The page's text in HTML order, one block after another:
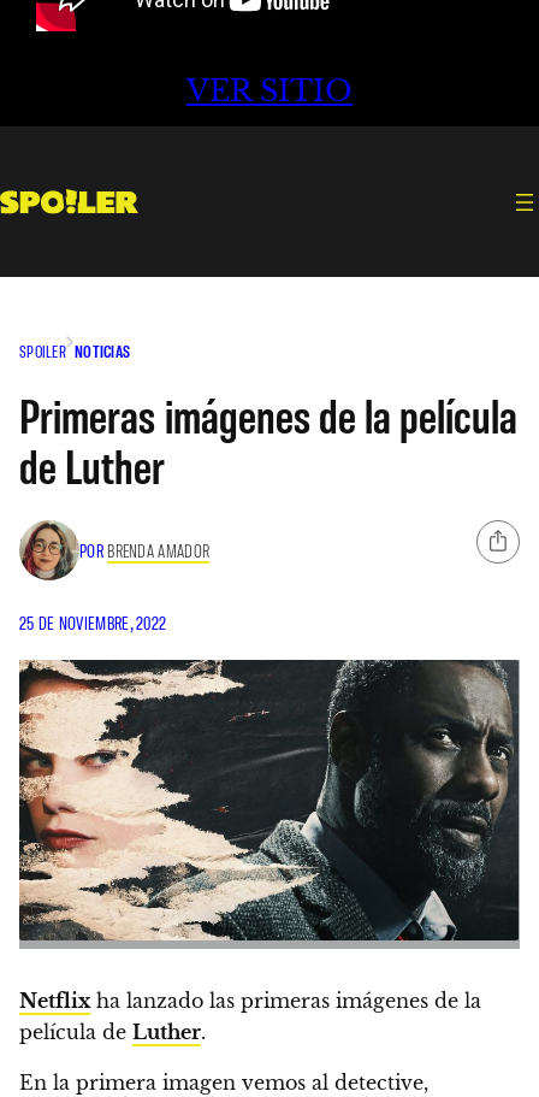
VER SITIO
SPOILER NOTICIAS
Primeras imágenes de la película
de Luther
POR BRENDA AMADOR
25 DE NOVIEMBRE, 2022
Netflixha lanzado las primeras imágenes de la
película de Luther.
En la primera imagen vemos al detective,